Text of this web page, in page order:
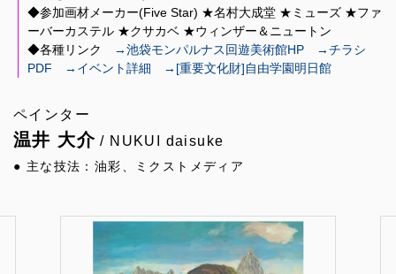
◆参加画材メーカー(Five Star) ★名村大成堂 ★ミューズ ★ファ
ーバーカステル ★クサカベ ★ウィンザー＆ニュートン
◆各種リンク
→池袋モンパルナス回遊美術館HP →チラシ
PDF →イベント詳細 →[重要文化財]自由学園明日館
ペインター
温井 大介 / NUKUI daisuke
● 主な技法：油彩、ミクストメディア